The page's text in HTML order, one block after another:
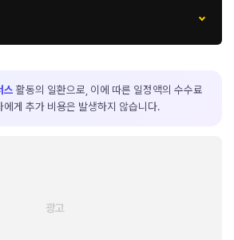
스 활동의 일환으로, 이에 따른 일정액의 수수료
게 추가 비용은 발생하지 않습니다.